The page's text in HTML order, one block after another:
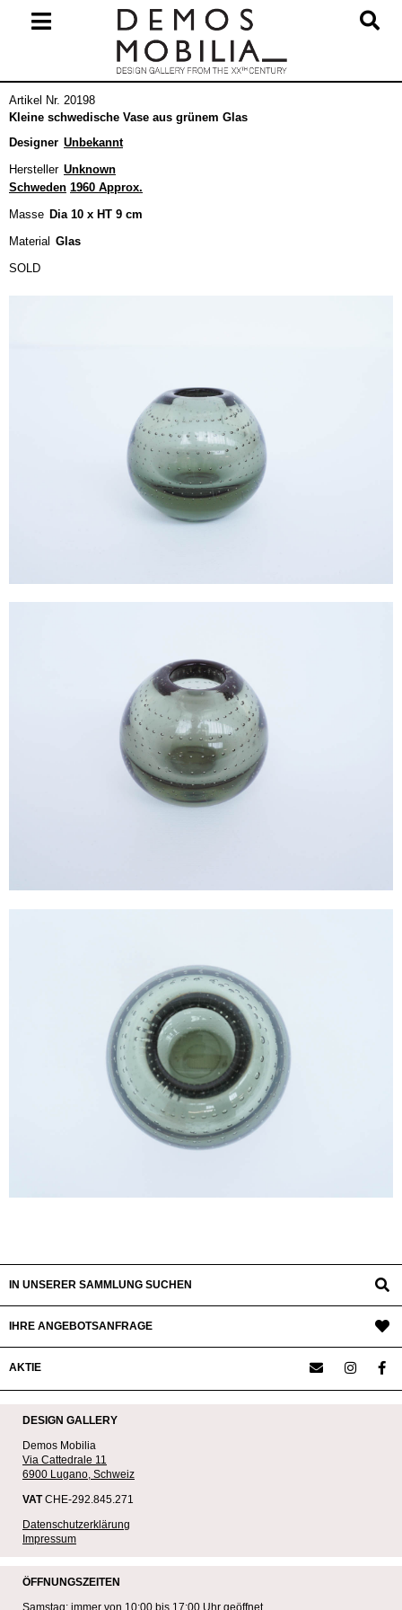
Navigation
Artikel Nr. 20198
Kleine schwedische Vase aus grünem Glas
Designer Unbekannt
Hersteller Unknown
Schweden 1960 Approx.
Masse Dia 10 x HT 9 cm
Material Glas
SOLD
IN UNSERER SAMMLUNG SUCHEN
IHRE ANGEBOTSANFRAGE
AKTIE
DESIGN GALLERY
Demos Mobilia
Via Cattedrale 11
6900 Lugano, Schweiz
VATCHE-292.845.271
Datenschutzerklärung
Impressum
ÖFFNUNGSZEITEN